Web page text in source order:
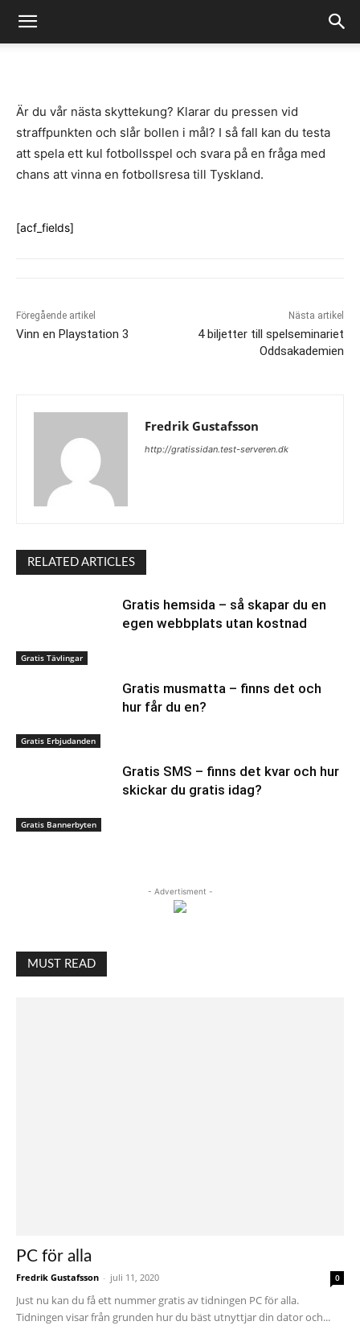
Är du vår nästa skyttekung? Klarar du pressen vid
straffpunkten och slår bollen i mål? I så fall kan du testa
att spela ett kul fotbollsspel och svara på en fråga med
chans att vinna en fotbollsresa till Tyskland.
[acf_fields]
Föregående artikel
Vinn en Playstation 3
Nästa artikel
4 biljetter till spelseminariet
Oddsakademien
Fredrik Gustafsson
http://gratissidan.test-serveren.dk
RELATED ARTICLES
Gratis Tävlingar
Gratis hemsida – så skapar du en
egen webbplats utan kostnad
Gratis Erbjudanden
Gratis musmatta – finns det och
hur får du en?
Gratis Bannerbyten
Gratis SMS – finns det kvar och hur
skickar du gratis idag?
- Advertisment -
MUST READ
PC för alla
Fredrik Gustafsson - juli 11, 2020 0
Just nu kan du få ett nummer gratis av tidningen PC för alla.
Tidningen visar från grunden hur du bäst utnyttjar din dator och...